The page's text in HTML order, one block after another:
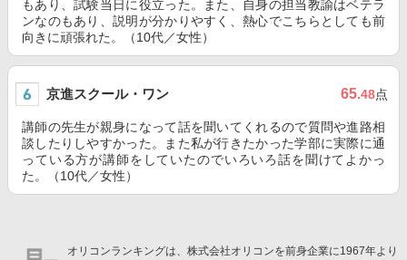
もあり、試験当日に役立った。また、自身の担当教諭はベテラ
ンなのもあり、説明が分かりやすく、熱心でこちらとしても前
向きに頑張れた。（10代／女性）
京進スクール・ワン 65.48点
講師の先生が親身になって話を聞いてくれるので質問や進路相
談したりしやすかった。また私が行きたかった学部に実際に通
っている方が講師をしていたのでいろいろ話を聞けてよかっ
た。（10代／女性）
オリコンランキングは、株式会社オリコンを前身企業に1967年より